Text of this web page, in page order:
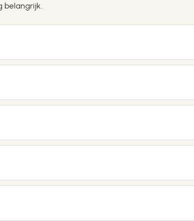
belangrijk.